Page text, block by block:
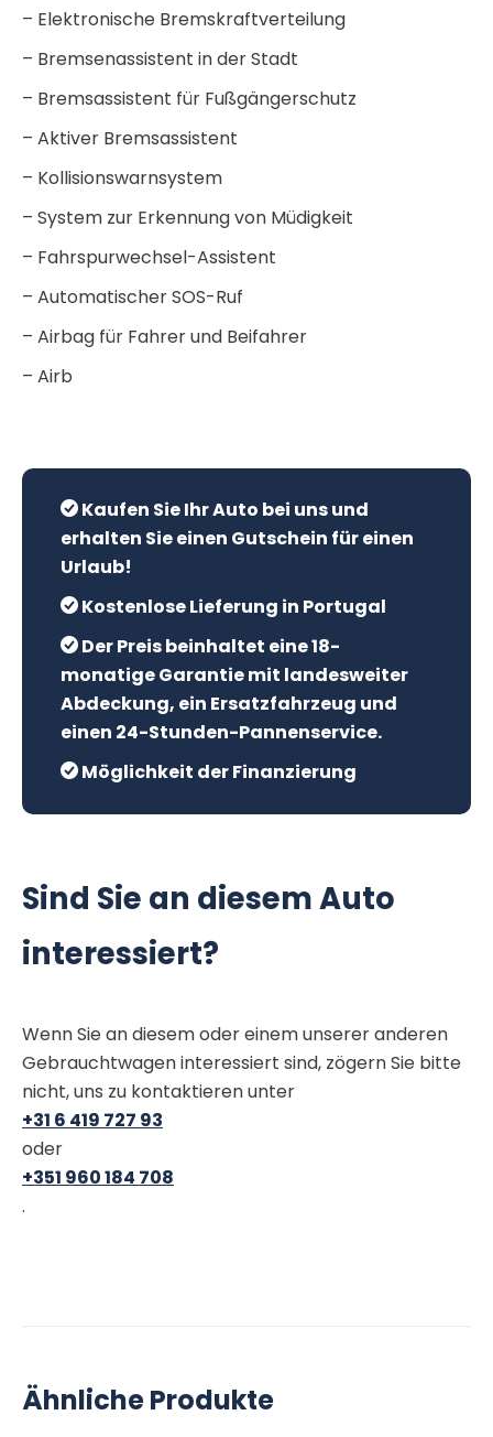
– Elektronische Bremskraftverteilung
– Bremsenassistent in der Stadt
– Bremsassistent für Fußgängerschutz
– Aktiver Bremsassistent
– Kollisionswarnsystem
– System zur Erkennung von Müdigkeit
– Fahrspurwechsel-Assistent
– Automatischer SOS-Ruf
– Airbag für Fahrer und Beifahrer
– Airb
Kaufen Sie Ihr Auto bei uns und
erhalten Sie einen Gutschein für einen
Urlaub!
Kostenlose Lieferung in Portugal
Der Preis beinhaltet eine 18-
monatige Garantie mit landesweiter
Abdeckung, ein Ersatzfahrzeug und
einen 24-Stunden-Pannenservice.
Möglichkeit der Finanzierung
Sind Sie an diesem Auto
interessiert?
Wenn Sie an diesem oder einem unserer anderen
Gebrauchtwagen interessiert sind, zögern Sie bitte
nicht, uns zu kontaktieren unter
+31 6 419 727 93
oder
+351 960 184 708
.
Ähnliche Produkte